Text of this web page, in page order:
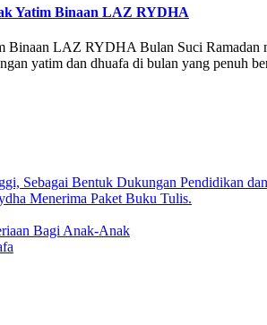
Yatim Binaan LAZ RYDHA
Binaan LAZ RYDHA Bulan Suci
yatim dan dhuafa di bulan yang penuh
Sebagai Bentuk Dukungan Pendidikan
Menerima Paket Buku Tulis.
Bagi Anak-Anak